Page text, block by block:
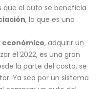
que el auto se beneficia
, lo que es una
económico, adquirir un
el 2022, es una gran
la parte del costo, se
Ya sea por un sistema